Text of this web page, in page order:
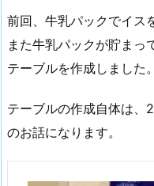
前回、牛乳パックでイス
また牛乳パックが貯まっ
テーブルを作成しました。
テーブルの作成自体は、
のお話になります。